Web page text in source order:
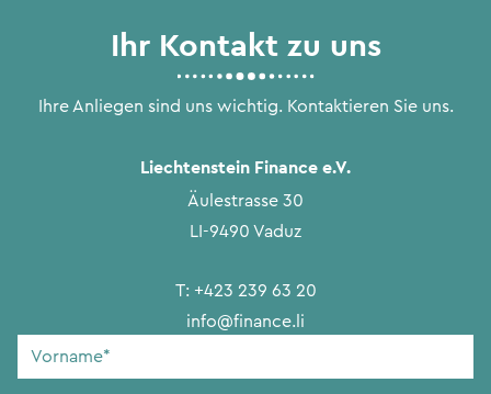
Ihr Kontakt zu uns
Ihre Anliegen sind uns wichtig. Kontaktieren Sie uns.
Liechtenstein Finance e.V.
Äulestrasse 30
LI-9490 Vaduz
T: +423 239 63 20
info@finance.li
Vorname